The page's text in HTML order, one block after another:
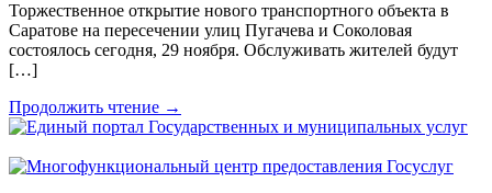
Торжественное открытие нового транспортного объекта в
Саратове на пересечении улиц Пугачева и Соколовая
состоялось сегодня, 29 ноября. Обслуживать жителей будут
[…]
Продолжить чтение →